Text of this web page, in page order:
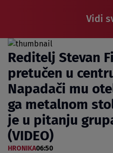
Vidi
Reditelj Stevan
pretučen u
Napadači mu
ga metalnom
je u pitanju
(VIDEO)
HRONIKA06:50